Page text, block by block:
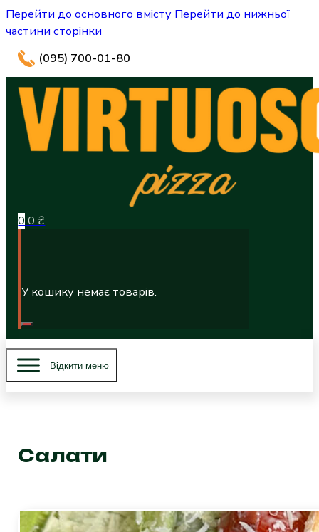
Перейти до основного вмісту Перейти до нижньої
частини сторінки
(095) 700-01-80
0 0 ₴
У кошику немає товарів.
Вiдкити меню
Салати